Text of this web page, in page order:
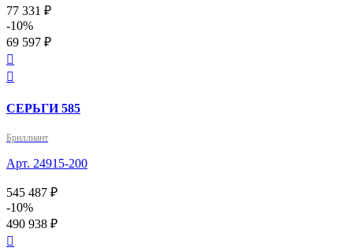
77 331 ₽
-10%
69 597 ₽


СЕРЬГИ 585
Бриллиант
Арт. 24915-200
545 487 ₽
-10%
490 938 ₽
